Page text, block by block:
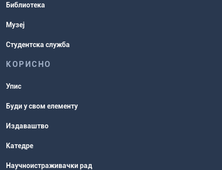
рокови
Библиотека
Музеј
Студентска служба
КОРИСНО
Упис
Буди у свом елементу
Издаваштво
Катедре
Научноистраживачки рад